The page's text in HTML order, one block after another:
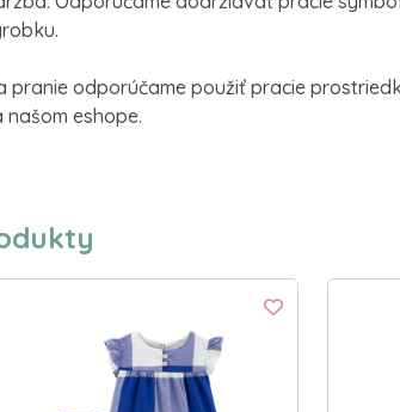
pranie odporúčame použiť pracie
našom eshope.